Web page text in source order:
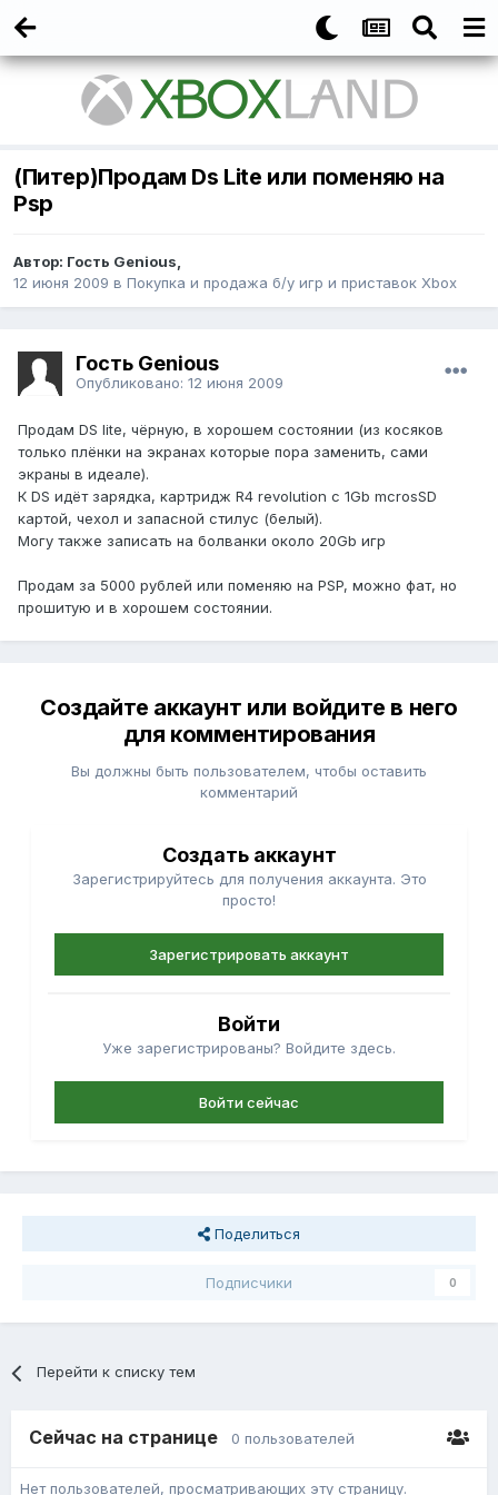
(Питер)Продам Ds Lite или поменяю на
Psp
Автор: Гость Genious,
12 июня 2009 в Покупка и продажа б/у игр и приставок Xbox
Гость Genious
Опубликовано: 12 июня 2009
Продам DS lite, чёрную, в хорошем состоянии (из косяков
только плёнки на экранах которые пора заменить, сами
экраны в идеале).
К DS идёт зарядка, картридж R4 revolution с 1Gb mcrosSD
картой, чехол и запасной стилус (белый).
Могу также записать на болванки около 20Gb игр
Продам за 5000 рублей или поменяю на PSP, можно фат, но
прошитую и в хорошем состоянии.
Создайте аккаунт или войдите в него
для комментирования
Вы должны быть пользователем, чтобы оставить
комментарий
Создать аккаунт
Зарегистрируйтесь для получения аккаунта. Это
просто!
Зарегистрировать аккаунт
Войти
Уже зарегистрированы? Войдите здесь.
Войти сейчас
Поделиться
Подписчики 0
Перейти к списку тем
Сейчас на странице 0 пользователей
Нет пользователей, просматривающих эту страницу.